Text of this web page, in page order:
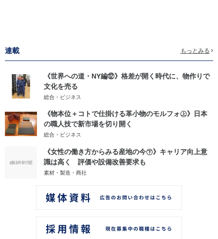
連載 もっとみる
《世界への道・NY編⑫》格差が開く時代に、物作りで
文化を売る
総合・ビジネス
《物本位＋コトで仕掛ける革小物のモルフォ㊤》日本
の職人技で新市場を切り開く
総合・ビジネス
《女性の働き方からみる産地の今㊦》キャリア向上意
識は高く 評価や設備改善要求も
素材・製造・商社